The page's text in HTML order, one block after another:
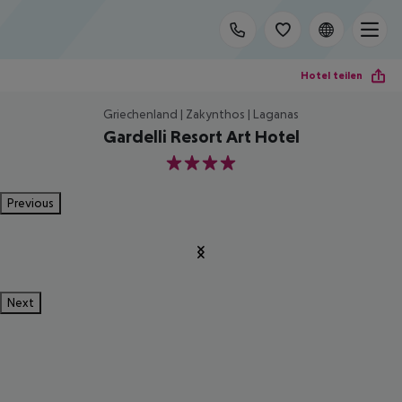
Hotel teilen
Griechenland | Zakynthos | Laganas
Gardelli Resort Art Hotel
4
Previous
Next